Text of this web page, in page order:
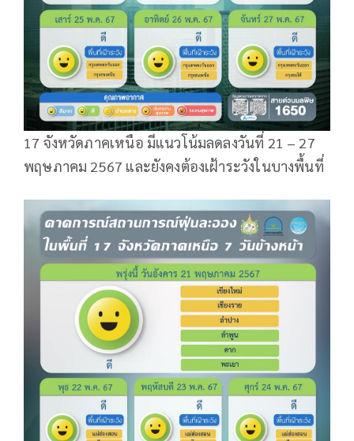
17 จังหวัดภาคเหนือ มีแนวโน้มลดลงวันที่ 21 – 27
พฤษภาคม 2567 และยังคงต้องเฝ้าระวังในบางพื้นที่